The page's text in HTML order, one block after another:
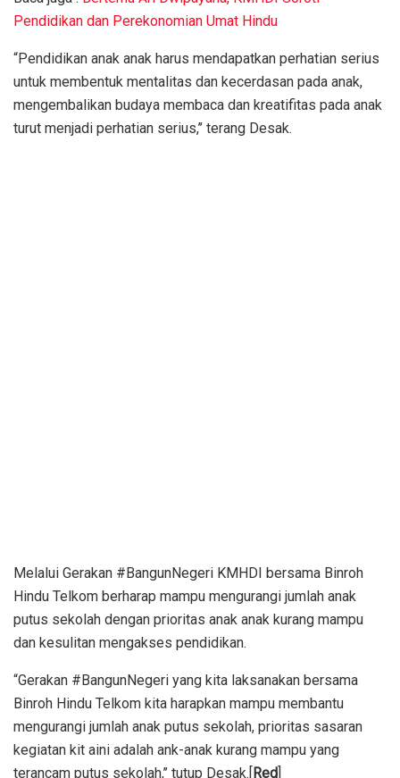
Pendidikan dan Perekonomian Umat Hindu
“Pendidikan anak anak harus mendapatkan perhatian serius
untuk membentuk mentalitas dan kecerdasan pada anak,
mengembalikan budaya membaca dan kreatifitas pada anak
turut menjadi perhatian serius,’’ terang Desak.
Melalui Gerakan #BangunNegeri KMHDI bersama Binroh
Hindu Telkom berharap mampu mengurangi jumlah anak
putus sekolah dengan prioritas anak anak kurang mampu
dan kesulitan mengakses pendidikan.
“Gerakan #BangunNegeri yang kita laksanakan bersama
Binroh Hindu Telkom kita harapkan mampu membantu
mengurangi jumlah anak putus sekolah, prioritas sasaran
kegiatan kit aini adalah ank-anak kurang mampu yang
terancam putus sekolah,’’ tutup Desak.[Red]